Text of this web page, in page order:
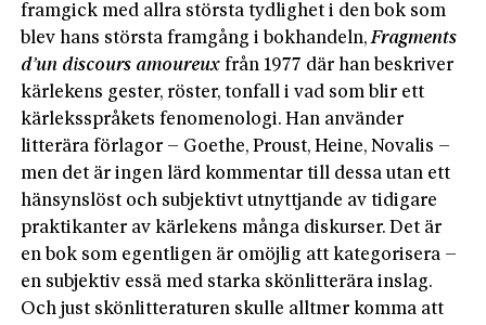
framgick med allra största tydlighet i den bok som
blev hans största framgång i bokhandeln,Fragments
d’un discours amoureux från 1977 där han beskriver
kärlekens gester, röster, tonfall i vad som blir ett
kärleksspråkets fenomenologi. Han använder
litterära förlagor – Goethe, Proust, Heine, Novalis –
men det är ingen lärd kommentar till dessa utan ett
hänsynslöst och subjektivt utnyttjande av tidigare
praktikanter av kärlekens många diskurser. Det är
en bok som egentligen är omöjlig att kategorisera –
en subjektiv essä med starka skönlitterära inslag.
Och just skönlitteraturen skulle alltmer komma att